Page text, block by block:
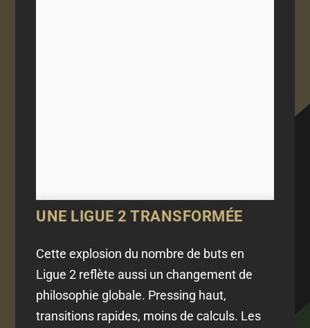
UNE LIGUE 2 TRANSFORMÉE
Cette explosion du nombre de buts en
Ligue 2 reflète aussi un changement de
philosophie globale. Pressing haut,
transitions rapides, moins de calculs. Les